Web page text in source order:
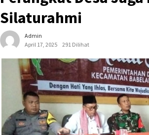
Silaturahmi
Admin
April 17, 2025
291 Dilihat